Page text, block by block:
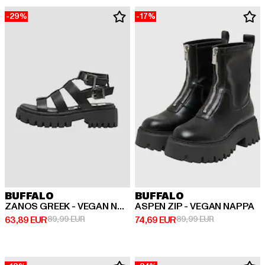
-29%
BUFFALO
ZANOS GREEK - VEGAN NAPPA
63,89 EUR
Derzeitiger Preis: 63,89 EUR
89,99 EURAktionspreis: 89,99 EUR
-17%
BUFFALO
ASPEN ZIP - VEGAN NAPPA
74,69 EUR
Derzeitiger Preis: 74,69 EUR
89,99 EURAktionspreis: